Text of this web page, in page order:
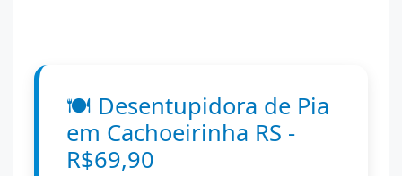
🍽️ Desentupidora de Pia
em Cachoeirinha RS -
R$69,90